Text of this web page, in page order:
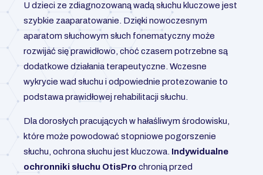
U dzieci ze zdiagnozowaną wadą słuchu kluczowe jest
szybkie zaaparatowanie. Dzięki nowoczesnym
aparatom słuchowym słuch fonematyczny może
rozwijać się prawidłowo, choć czasem potrzebne są
dodatkowe działania terapeutyczne. Wczesne
wykrycie wad słuchu i odpowiednie protezowanie to
podstawa prawidłowej rehabilitacji słuchu.
Dla dorosłych pracujących w hałaśliwym środowisku,
które może powodować stopniowe pogorszenie
słuchu, ochrona słuchu jest kluczowa. Indywidualne
ochronniki słuchu OtisPro chronią przed